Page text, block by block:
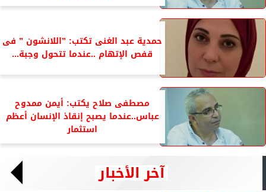
حمدية عبد الغنى تكتب: ”اللانشون ” فى
قفص الإتهام ..عندما تتحول وجبة...
مصطفى صلاح يكتب: أيمن ممدوح
عباس..عندما يصبح إنقاذ الإنسان أعظم
استثمار
آخر الأخبار